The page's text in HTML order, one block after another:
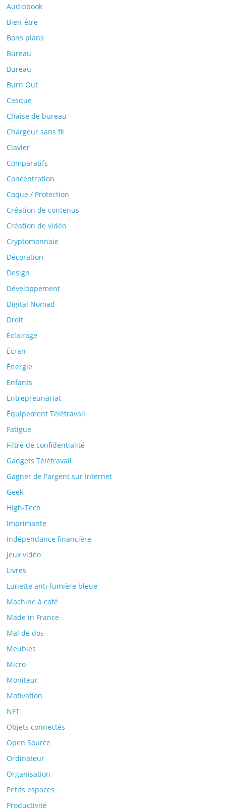
Audiobook
Bien-être
Bons plans
Bureau
Bureau
Burn Out
Casque
Chaise de bureau
Chargeur sans fil
Clavier
Comparatifs
Concentration
Coque / Protection
Création de contenus
Création de vidéo
Cryptomonnaie
Décoration
Design
Développement
Digital Nomad
Droit
Éclairage
Écran
Énergie
Enfants
Entrepreunariat
Équipement Télétravail
Fatigue
Filtre de confidentialité
Gadgets Télétravail
Gagner de l'argent sur Internet
Geek
High-Tech
Imprimante
Indépendance financière
Jeux vidéo
Livres
Lunette anti-lumière bleue
Machine à café
Made in France
Mal de dos
Meubles
Micro
Moniteur
Motivation
NFT
Objets connectés
Open Source
Ordinateur
Organisation
Petits espaces
Productivité